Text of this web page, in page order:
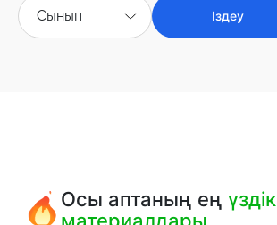
Сынып Іздеу
Осы аптаның еңүздік